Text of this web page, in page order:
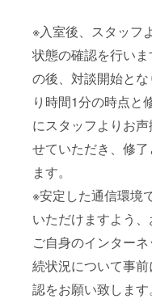
※入室後、スタッフ
状態の確認を行い
の後、対談開始と
り時間1分の時点と
にスタッフよりお声
せていただき、修了
ます。
※安定した通信環境
いただけますよう
ご自身のインター
続状況について事
認をお願い致します。